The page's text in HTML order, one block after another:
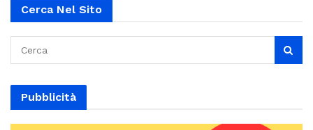
Cerca Nel Sito
Pubblicità